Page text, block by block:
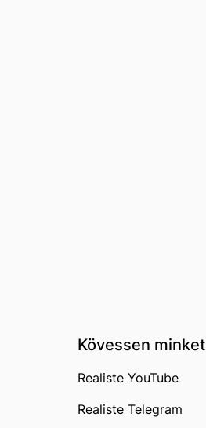
Kövessen minket
Realiste YouTube
Realiste Telegram